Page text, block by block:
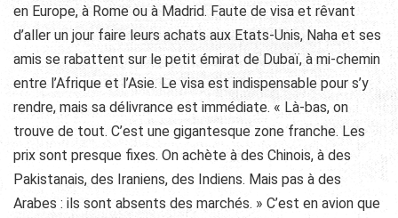
en Europe, à Rome ou à Madrid. Faute de visa et rêvant
d’aller un jour faire leurs achats aux Etats-Unis, Naha et ses
amis se rabattent sur le petit émirat de Dubaï, à mi-chemin
entre l’Afrique et l’Asie. Le visa est indispensable pour s’y
rendre, mais sa délivrance est immédiate. « Là-bas, on
trouve de tout. C’est une gigantesque zone franche. Les
prix sont presque fixes. On achète à des Chinois, à des
Pakistanais, des Iraniens, des Indiens. Mais pas à des
Arabes : ils sont absents des marchés. » C’est en avion que